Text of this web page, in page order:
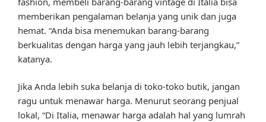
memberikan pengalaman belanja yang unik dan juga
hemat. “Anda bisa menemukan barang-barang
berkualitas dengan harga yang jauh lebih terjangkau,”
katanya.
Jika Anda lebih suka belanja di toko-toko butik, jangan
ragu untuk menawar harga. Menurut seorang penjual
lokal, “Di Italia, menawar harga adalah hal yang lumrah